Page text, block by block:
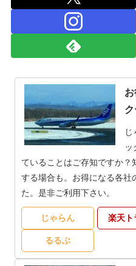
ッ
ていることはご存知ですか？
する場合も。お得になる各社
た。是非ご利用下さい。
じゃらん 楽天ト
るるぶ